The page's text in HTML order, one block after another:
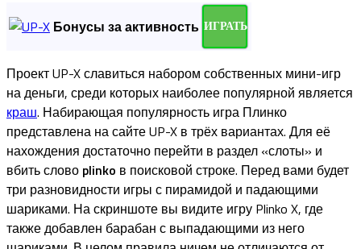
Бонусы за активность ИГРАТЬ
Проект UP-X славиться набором собственных мини-игр
на деньги, среди которых наиболее популярной является
краш. Набирающая популярность игра Плинко
представлена на сайте UP-X в трёх вариантах. Для её
нахождения достаточно перейти в раздел «слоты» и
вбить слово plinko в поисковой строке. Перед вами будет
три разновидности игры с пирамидой и падающими
шариками. На скриншоте вы видите игру Plinko X, где
также добавлен барабан с выпадающими из него